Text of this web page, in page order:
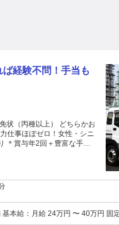
経験不問！手当も
状（丙種以上） どちらかお
＊賞与年2回＋豊富な手当
応募に必要なのは「大型免
一つだけ。もう片方の資格
す。未経験の方にはプロの技
万円 固定残業代：なし 【一律手当】 全員に一律